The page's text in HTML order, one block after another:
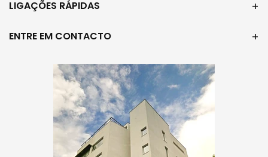
LIGAÇÕES RÁPIDAS
ENTRE EM CONTACTO